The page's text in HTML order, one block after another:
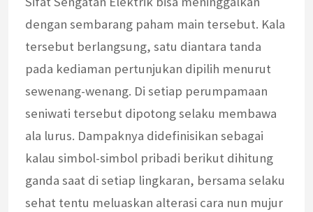
dengan sembarang paham main tersebut. Kala
tersebut berlangsung, satu diantara tanda
pada kediaman pertunjukan dipilih menurut
sewenang-wenang. Di setiap perumpamaan
seniwati tersebut dipotong selaku membawa
ala lurus. Dampaknya didefinisikan sebagai
kalau simbol-simbol pribadi berikut dihitung
ganda saat di setiap lingkaran, bersama selaku
sehat tentu meluaskan alterasi cara nun mujur